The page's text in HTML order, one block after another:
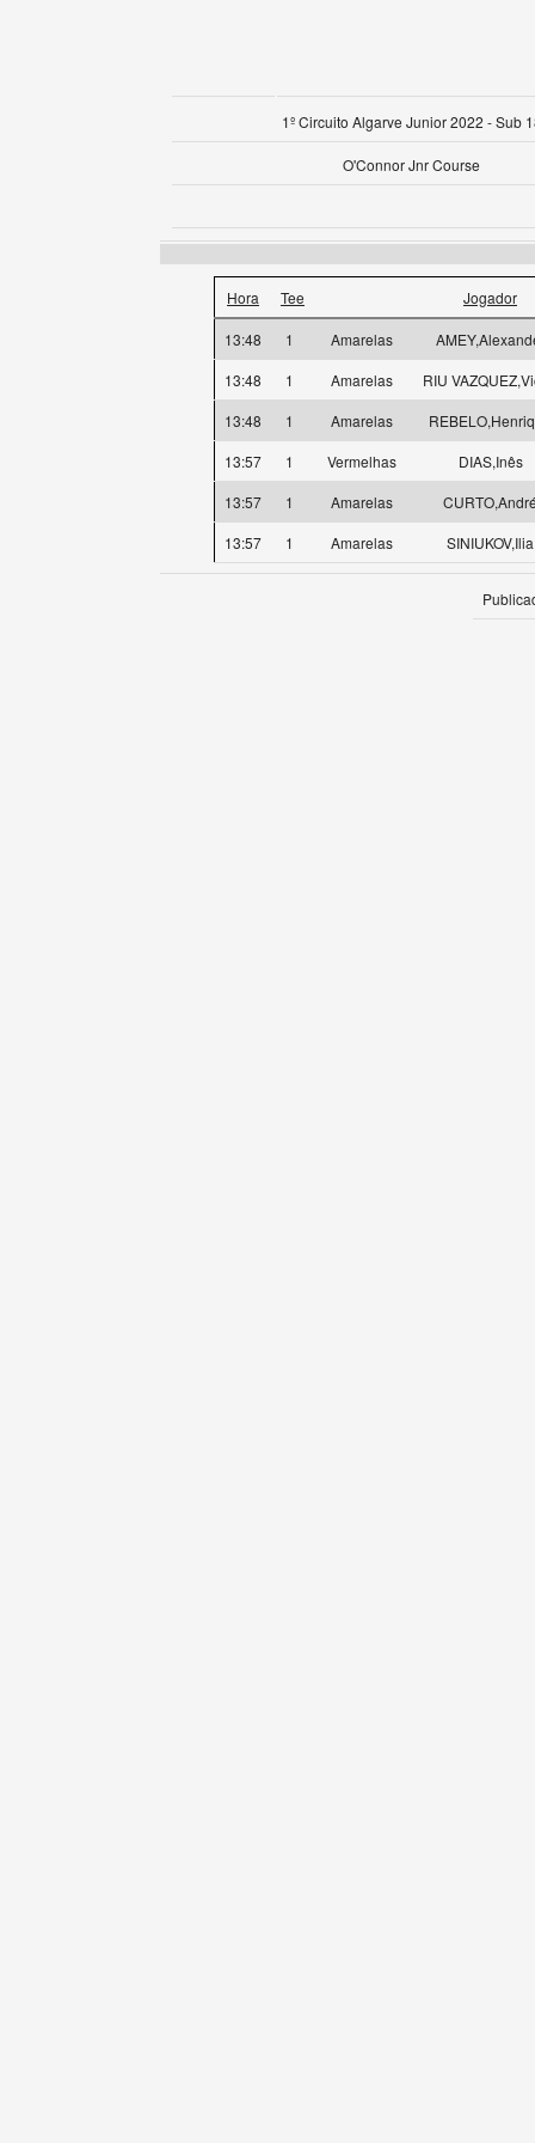
1º Circuito Algarve Junior 2022 - Sub
O'Connor Jnr Course
Hora Tee Jogador
13:48 1 Amarelas
13:48
1 Amarelas
RIU
13:48
1 Amarelas
13:57
1 Vermelhas
DIAS,Inês
13:57
1 Amarelas
13:57
1 Amarelas SINIUKOV,Ilia